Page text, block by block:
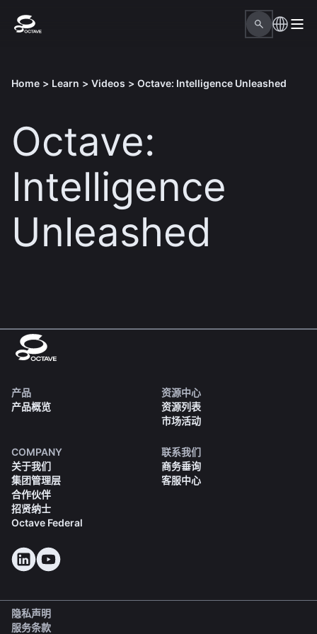
Home > Learn > Videos > Octave: Intelligence Unleashed
Octave:
Intelligence
Unleashed
产品
产品概览
资源中心
资源列表
市场活动
COMPANY
关于我们
集团管理层
合作伙伴
招贤纳士
Octave Federal
联系我们
商务垂询
客服中心
隐私声明
服务条款